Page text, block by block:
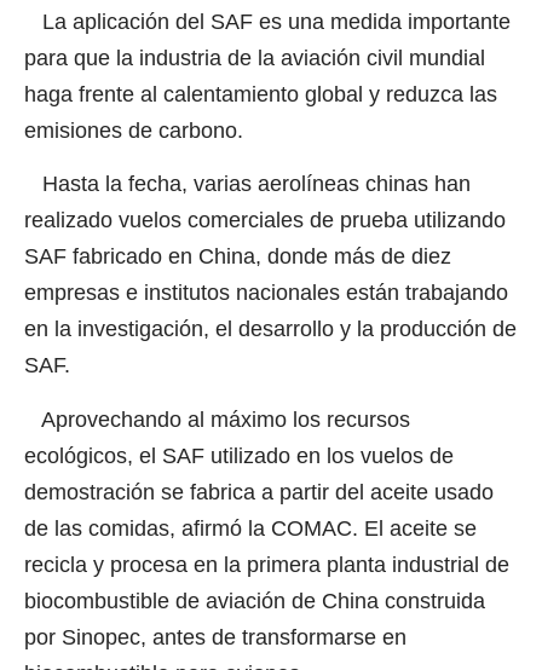
La aplicación del SAF es una medida importante
para que la industria de la aviación civil mundial
haga frente al calentamiento global y reduzca las
emisiones de carbono.
Hasta la fecha, varias aerolíneas chinas han
realizado vuelos comerciales de prueba utilizando
SAF fabricado en China, donde más de diez
empresas e institutos nacionales están trabajando
en la investigación, el desarrollo y la producción de
SAF.
Aprovechando al máximo los recursos
ecológicos, el SAF utilizado en los vuelos de
demostración se fabrica a partir del aceite usado
de las comidas, afirmó la COMAC. El aceite se
recicla y procesa en la primera planta industrial de
biocombustible de aviación de China construida
por Sinopec, antes de transformarse en